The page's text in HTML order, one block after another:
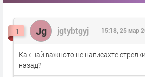
1 Jg jgtybtgyj 15:18, 25 мар
Как най важното не написахте
назад?